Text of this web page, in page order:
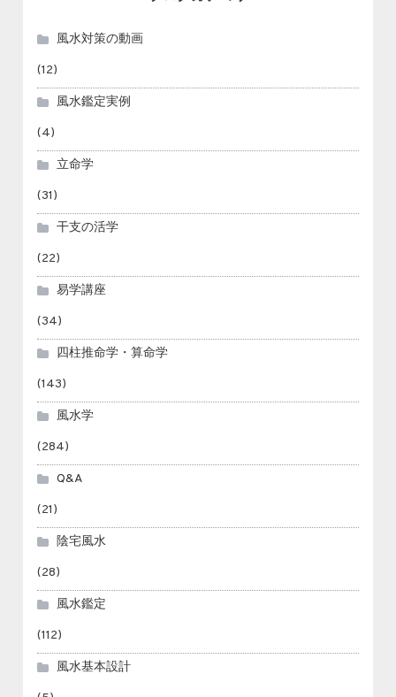
風水対策の動画
(12)
風水鑑定実例
(4)
立命学
(31)
干支の活学
(22)
易学講座
(34)
四柱推命学・算命学
(143)
風水学
(284)
Q&A
(21)
陰宅風水
(28)
風水鑑定
(112)
風水基本設計